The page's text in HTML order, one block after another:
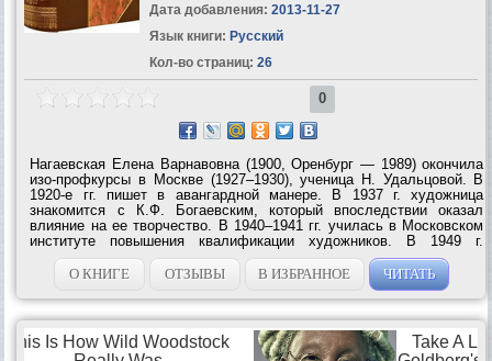
Дата добавления: 2013-11-27
Язык книги: Русский
Кол-во страниц: 26
0
Нагаевская Елена Варнавовна (1900, Оренбург — 1989) окончила
изо-профкурсы в Москве (1927–1930), ученица Н. Удальцовой. В
1920-е гг. пишет в авангардной манере. В 1937 г. художница
знакомится с К.Ф. Богаевским, который впоследствии оказал
влияние на ее творчество. В 1940–1941 гг. училась в Московском
институте повышения квалификации художников. В 1949 г.
закончила искусствоведческое отделение МГУ. Автор ряда статей
и монографий. В послевоенные годы...
О КНИГЕ ОТЗЫВЫ В ИЗБРАННОЕ ЧИТАТЬ